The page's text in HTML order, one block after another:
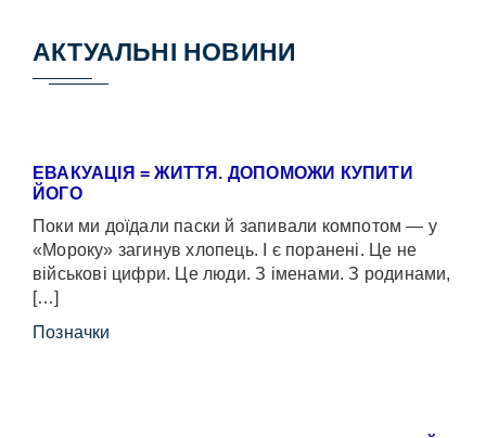
АКТУАЛЬНІ НОВИНИ
ЕВАКУАЦІЯ = ЖИТТЯ. ДОПОМОЖИ КУПИТИ
ЙОГО
Поки ми доїдали паски й запивали компотом — у
«Мороку» загинув хлопець. І є поранені. Це не
військові цифри. Це люди. З іменами. З родинами,
[…]
Позначки